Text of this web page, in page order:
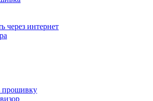
через интернет
прошивку